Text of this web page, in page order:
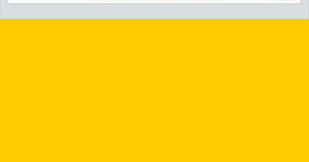
Community platform by XenForo® © 2010-2026 XenForo Ltd.